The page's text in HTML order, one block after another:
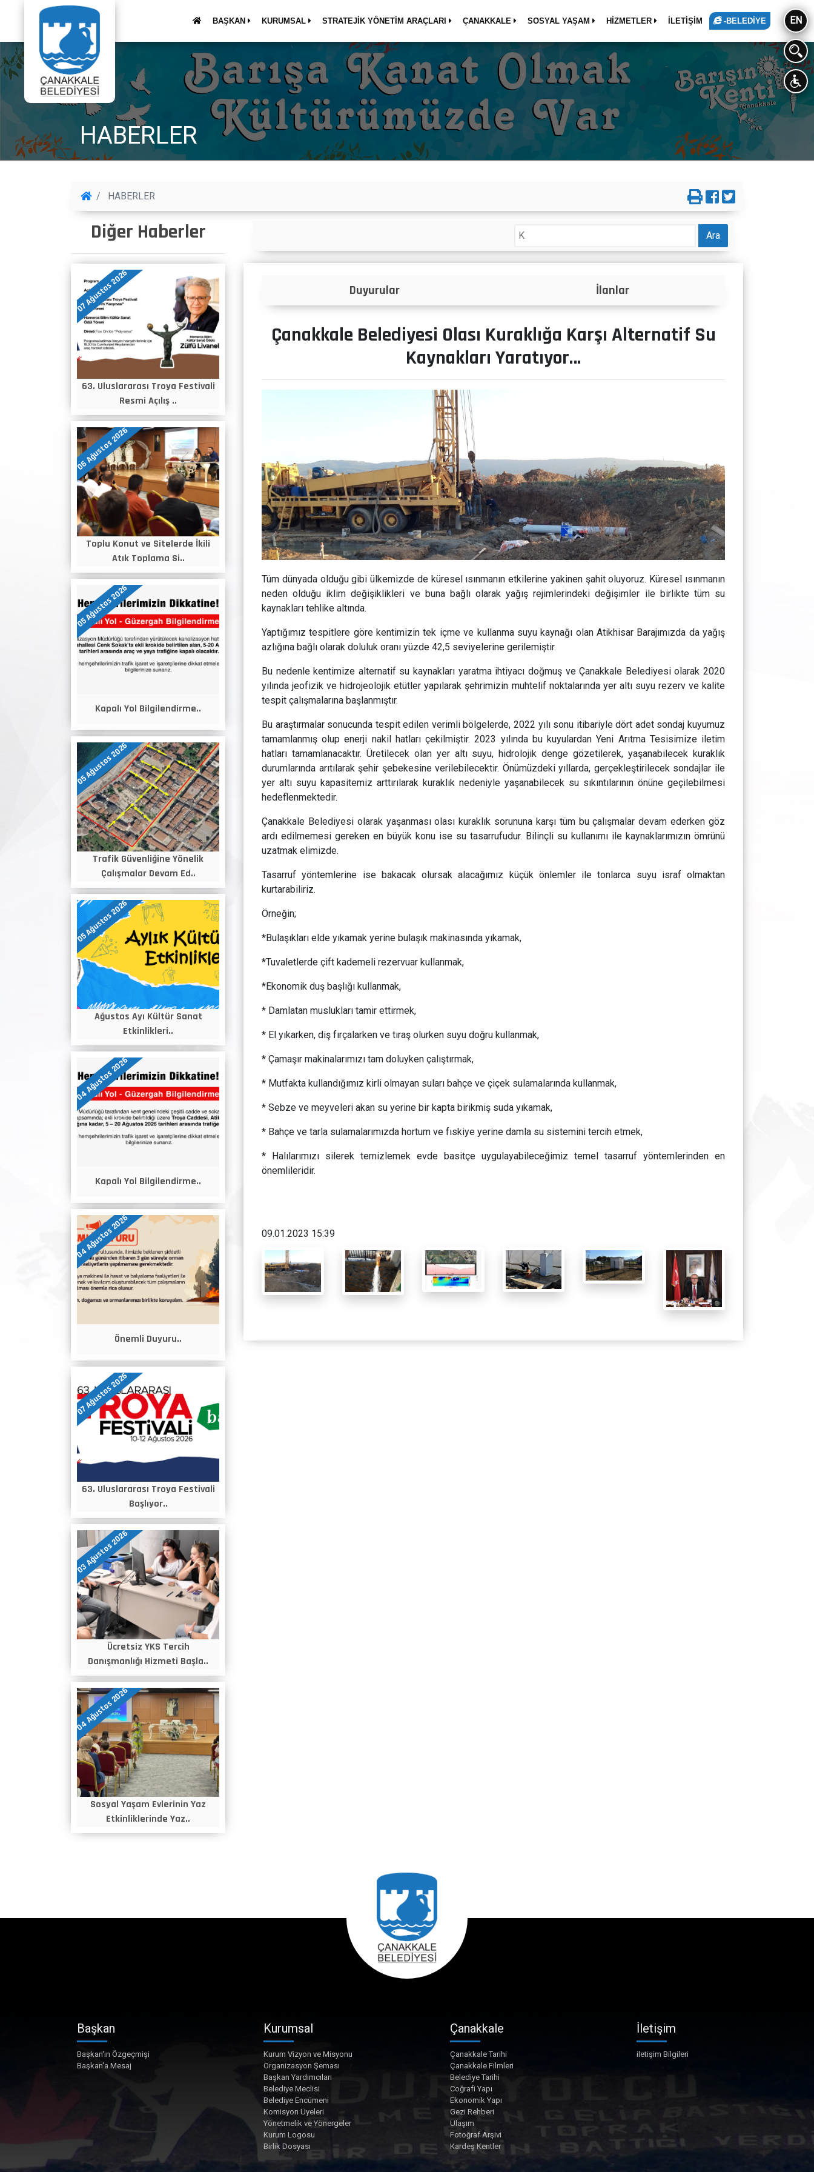
BAŞKAN KURUMSAL STRATEJİK YÖNETİM ARAÇLARI ÇANAKKALE SOSYAL YAŞAM HİZMETLER İLETİŞİM -BELEDİYE EN
HABERLER
HABERLER
Diğer Haberler
07 Ağustos 2026
63. Uluslararası Troya Festivali
Resmi Açılış ..
06 Ağustos 2026
Toplu Konut ve Sitelerde İkili
Atık Toplama Si..
05 Ağustos 2026
Kapalı Yol Bilgilendirme..
05 Ağustos 2026
Trafik Güvenliğine Yönelik
Çalışmalar Devam Ed..
05 Ağustos 2026
Ağustos Ayı Kültür Sanat
Etkinlikleri..
04 Ağustos 2026
Kapalı Yol Bilgilendirme..
04 Ağustos 2026
Önemli Duyuru..
07 Ağustos 2026
63. Uluslararası Troya Festivali
Başlıyor..
03 Ağustos 2026
Ücretsiz YKS Tercih
Danışmanlığı Hizmeti Başla..
04 Ağustos 2026
Sosyal Yaşam Evlerinin Yaz
Etkinliklerinde Yaz..
Ara
Duyurular İlanlar Projeler
Çanakkale Belediyesi Olası Kuraklığa Karşı Alternatif Su
Kaynakları Yaratıyor…
Tüm dünyada olduğu gibi ülkemizde de küresel ısınmanın etkilerine yakinen şahit oluyoruz. Küresel ısınmanın
neden olduğu iklim değişiklikleri ve buna bağlı olarak yağış rejimlerindeki değişimler ile birlikte tüm su
kaynakları tehlike altında.
Yaptığımız tespitlere göre kentimizin tek içme ve kullanma suyu kaynağı olan Atikhisar Barajımızda da yağış
azlığına bağlı olarak doluluk oranı yüzde 42,5 seviyelerine gerilemiştir.
Bu nedenle kentimize alternatif su kaynakları yaratma ihtiyacı doğmuş ve Çanakkale Belediyesi olarak 2020
yılında jeofizik ve hidrojeolojik etütler yapılarak şehrimizin muhtelif noktalarında yer altı suyu rezerv ve kalite
tespit çalışmalarına başlanmıştır.
Bu araştırmalar sonucunda tespit edilen verimli bölgelerde, 2022 yılı sonu itibariyle dört adet sondaj kuyumuz
tamamlanmış olup enerji nakil hatları çekilmiştir. 2023 yılında bu kuyulardan Yeni Arıtma Tesisimize iletim
hatları tamamlanacaktır. Üretilecek olan yer altı suyu, hidrolojik denge gözetilerek, yaşanabilecek kuraklık
durumlarında arıtılarak şehir şebekesine verilebilecektir. Önümüzdeki yıllarda, gerçekleştirilecek sondajlar ile
yer altı suyu kapasitemiz arttırılarak kuraklık nedeniyle yaşanabilecek su sıkıntılarının önüne geçilebilmesi
hedeflenmektedir.
Çanakkale Belediyesi olarak yaşanması olası kuraklık sorununa karşı tüm bu çalışmalar devam ederken göz
ardı edilmemesi gereken en büyük konu ise su tasarrufudur. Bilinçli su kullanımı ile kaynaklarımızın ömrünü
uzatmak elimizde.
Tasarruf yöntemlerine ise bakacak olursak alacağımız küçük önlemler ile tonlarca suyu israf olmaktan
kurtarabiliriz.
Örneğin;
*Bulaşıkları elde yıkamak yerine bulaşık makinasında yıkamak,
*Tuvaletlerde çift kademeli rezervuar kullanmak,
*Ekonomik duş başlığı kullanmak,
* Damlatan muslukları tamir ettirmek,
* El yıkarken, diş fırçalarken ve tıraş olurken suyu doğru kullanmak,
* Çamaşır makinalarımızı tam doluyken çalıştırmak,
* Mutfakta kullandığımız kirli olmayan suları bahçe ve çiçek sulamalarında kullanmak,
* Sebze ve meyveleri akan su yerine bir kapta birikmiş suda yıkamak,
* Bahçe ve tarla sulamalarımızda hortum ve fıskiye yerine damla su sistemini tercih etmek,
* Halılarımızı silerek temizlemek evde basitçe uygulayabileceğimiz temel tasarruf yöntemlerinden en
önemlileridir.
09.01.2023 15:39
Başkan
Başkan'ın Özgeçmişi
Başkan'a Mesaj
Kurumsal
Kurum Vizyon ve Misyonu
Organizasyon Şeması
Başkan Yardımcıları
Belediye Meclisi
Belediye Encümeni
Komisyon Üyeleri
Yönetmelik ve Yönergeler
Kurum Logosu
Birlik Dosyası
Çanakkale
Çanakkale Tarihi
Çanakkale Filmleri
Belediye Tarihi
Coğrafi Yapı
Ekonomik Yapı
Gezi Rehberi
Ulaşım
Fotoğraf Arşivi
Kardeş Kentler
İletişim
iletişim Bilgileri